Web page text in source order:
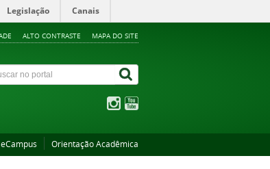
Legislação Canais
ALTO CONTRASTE MAPA DO SITE
eCampus Orientação Acadêmica